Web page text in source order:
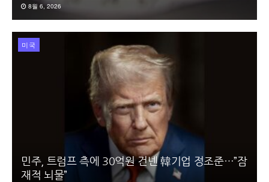
8월 6, 2026
미국
민주, 트럼프 측에 30억원 건넨 韓기업 정조준…”잠
재적 뇌물”